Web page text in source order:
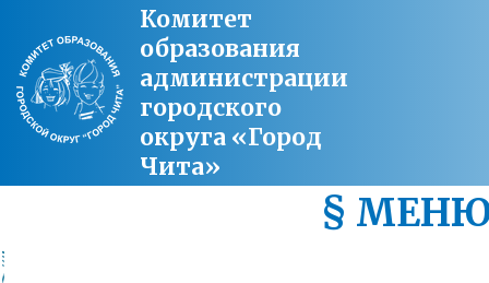
Комитет
образования
администрации
городского
округа «Город
Чита»
§